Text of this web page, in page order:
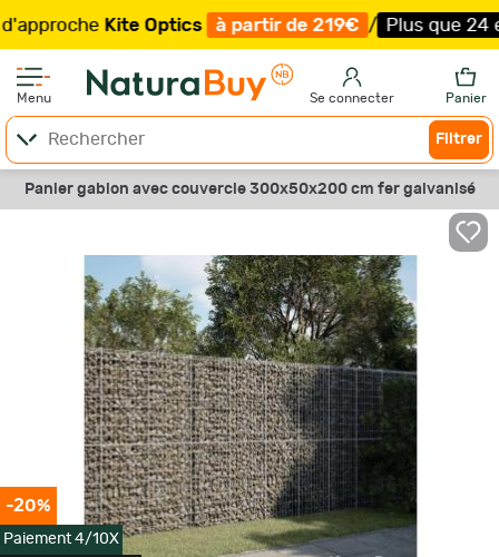
Kite Optics à partir de 219€ / Plus que 24
Menu Se connecter Panier
Filtrer
Panier gabion avec couvercle 300x50x200 cm fer galvanisé
-20%
Paiement 4/10X